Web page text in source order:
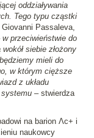
oddziaływania
Tego typu cząstki
Passaleva,
przeciwieństwie do
siebie złożony
mieli do
w którym cięższe
z układu
systemu – stwierdza
na barion Λc+ i
naukowcy